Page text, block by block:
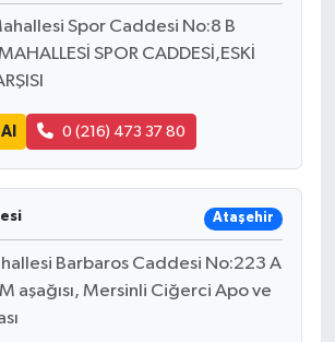
Spor Caddesi No:8 B
SPOR CADDESİ,ESKİ
0 (216) 473 37 80
Ataşehir
Barbaros Caddesi No:223 A
aşağısı, Mersinli Ciğerci Apo ve